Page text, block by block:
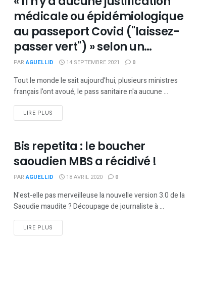
médicale ou épidémiologique
au passeport Covid ("laissez-
passer vert") » selon un
enregistrement du ministère de
la santé israélien
PAR AGUELLID 14 SEPTEMBRE 2021 0
Tout le monde le sait aujourd'hui, plusieurs ministres
français l'ont avoué, le pass sanitaire n'a aucune ...
LIRE PLUS
Bis repetita : le boucher
saoudien MBS a récidivé !
PAR AGUELLID 18 AVRIL 2020 0
N'est-elle pas merveilleuse la nouvelle version 3.0 de la
Saoudie maudite ? Découpage de journaliste à ...
LIRE PLUS